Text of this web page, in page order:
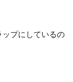
ップにしているの